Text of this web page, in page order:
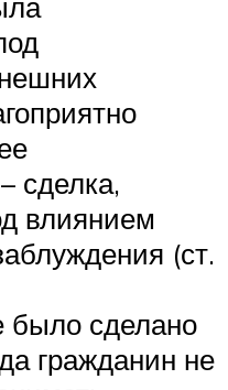
сделка,
влиянием
(ст.
было сделано
гражданин не